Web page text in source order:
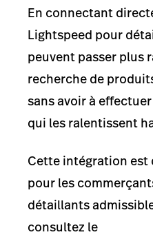
En connectant
Lightspeed pour
peuvent passer plus
recherche de
sans avoir à
qui les ralentissent
Cette intégration est
pour les
détaillants
consultez le